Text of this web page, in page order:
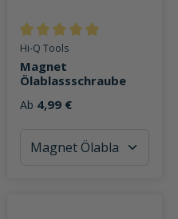
4.2 von 5 Sternen
Durchschnittliche Bewertung
Hi-Q Tools
Magnet
Ölablassschraube
Ab 4,99 €